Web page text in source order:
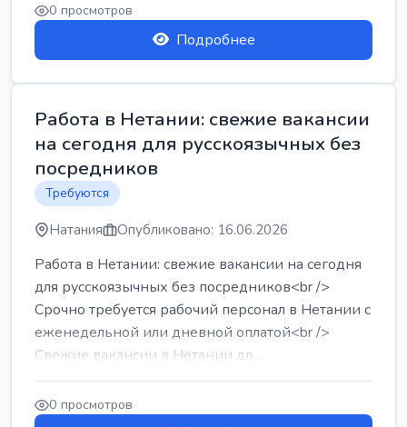
0 просмотров
Подробнее
Работа в Нетании: свежие вакансии
на сегодня для русскоязычных без
посредников
Требуются
Натания Опубликовано: 16.06.2026
Работа в Нетании: свежие вакансии на сегодня
для русскоязычных без посредников<br />
Срочно требуется рабочий персонал в Нетании с
еженедельной или дневной оплатой<br />
Свежие вакансии в Нетании дл...
0 просмотров